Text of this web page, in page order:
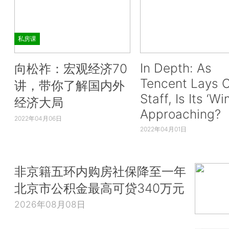
私房课
向松祚：宏观经济70
讲，带你了解国内外
经济大局
2022年04月06日
In Depth: As
Tencent Lays
Staff, Is Its
Approaching?
2022年04月01日
非京籍五环内购房社保降至一年
北京市公积金最高可贷340万元
2026年08月08日